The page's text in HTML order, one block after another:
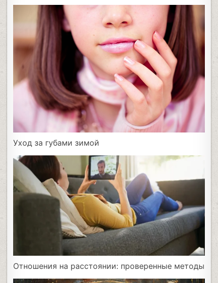
Уход за губами зимой
Отношения на расстоянии: проверенные методы